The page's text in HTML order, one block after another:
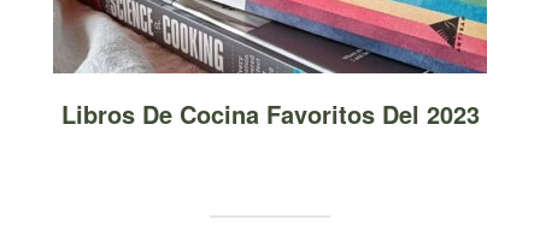
Libros De Cocina Favoritos Del 2023